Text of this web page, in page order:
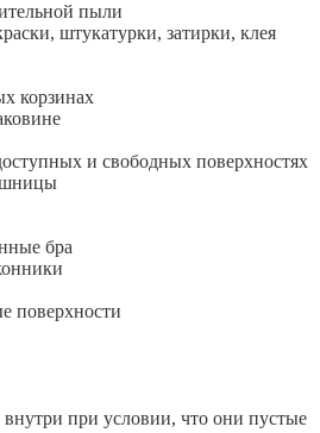
пыли
штукатурки, затирки, клея
корзинах
и свободных поверхностях
бра
поверхности
при условии, что они пустые